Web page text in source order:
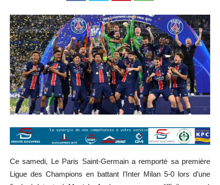
Ce samedi, Le Paris Saint-Germain a remporté sa première
Ligue des Champions en battant l’Inter Milan 5-0 lors d’une